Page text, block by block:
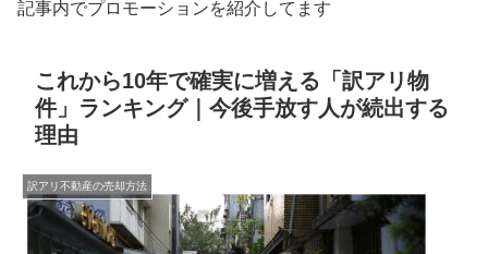
記事内でプロモーションを紹介してます
これから10年で確実に増える「訳アリ物
件」ランキング｜今後手放す人が続出する
理由
訳アリ不動産の売却方法